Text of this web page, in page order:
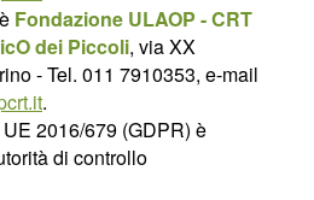
è Fondazione ULAOP - CRT
dei Piccoli, via XX
- Tel. 011 7910353, e-mail
.
2016/679 (GDPR) è
di controllo